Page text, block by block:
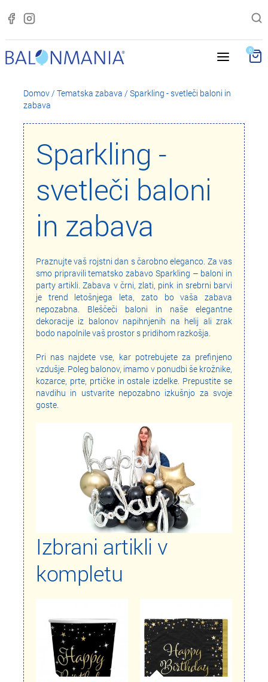
0
Domov/ Tematska zabava / Sparkling - svetleči baloni in
zabava
Sparkling -
svetleči baloni
in zabava
Praznujte vaš rojstni dan s čarobno eleganco. Za vas
smo pripravili tematsko zabavo Sparkling – baloni in
party artikli. Zabava v črni, zlati, pink in srebrni barvi
je trend letošnjega leta, zato bo vaša zabava
nepozabna. Bleščeči baloni in naše elegantne
dekoracije iz balonov napihnjenih na helij ali zrak
bodo napolnile vaš prostor s pridihom razkošja.
Pri nas najdete vse, kar potrebujete za prefinjeno
vzdušje. Poleg balonov, imamo v ponudbi še krožnike,
kozarce, prte, prtičke in ostale izdelke. Prepustite se
navdihu in ustvarite nepozabno izkušnjo za svoje
goste.
Izbrani artikli v
kompletu